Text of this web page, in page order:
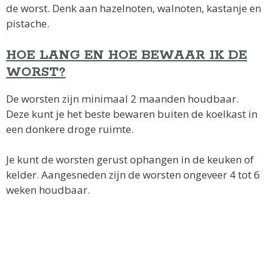
de worst. Denk aan hazelnoten, walnoten, kastanje en
pistache.
HOE LANG EN HOE BEWAAR IK DE
WORST?
De worsten zijn minimaal 2 maanden houdbaar.
Deze kunt je het beste bewaren buiten de koelkast in
een donkere droge ruimte.
Je kunt de worsten gerust ophangen in de keuken of
kelder. Aangesneden zijn de worsten ongeveer 4 tot 6
weken houdbaar.